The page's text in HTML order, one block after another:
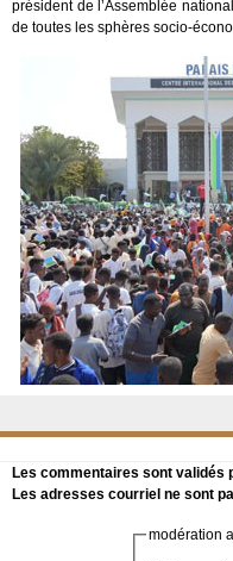
président de l’Assemblée
de toutes les sphères socio-
Les commentaires sont validés
Les adresses courriel ne sont
modération